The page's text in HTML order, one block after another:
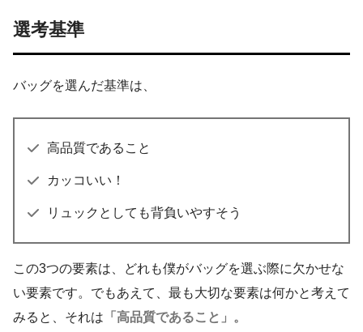
選考基準
バッグを選んだ基準は、
高品質であること
カッコいい！
リュックとしても背負いやすそう
この3つの要素は、どれも僕がバッグを選ぶ際に欠かせな
い要素です。でもあえて、最も大切な要素は何かと考えて
みると、それは 「高品質であること」。